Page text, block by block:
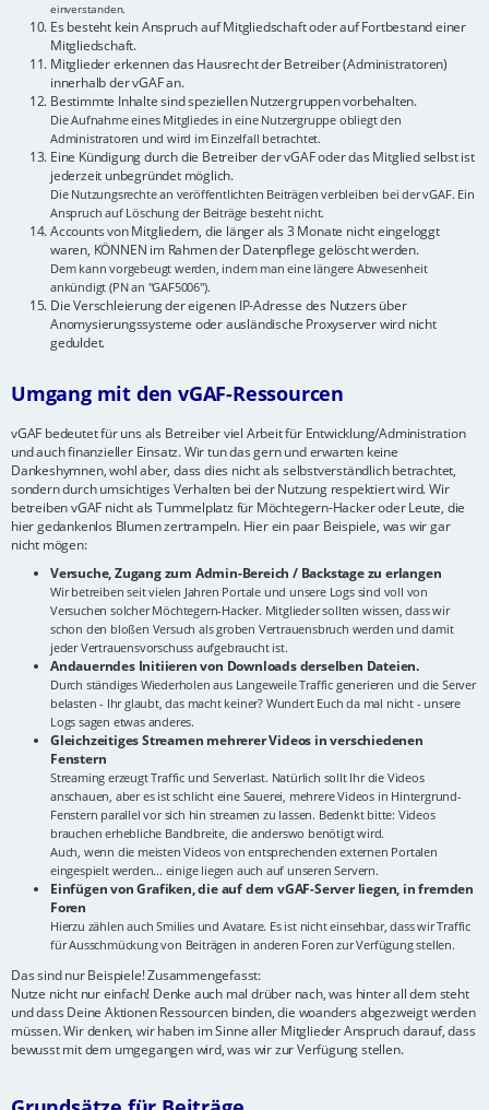
einverstanden.
Es besteht kein Anspruch auf Mitgliedschaft oder auf Fortbestand einer
Mitgliedschaft.
Mitglieder erkennen das Hausrecht der Betreiber (Administratoren)
innerhalb der vGAF an.
Bestimmte Inhalte sind speziellen Nutzergruppen vorbehalten.
Die Aufnahme eines Mitgliedes in eine Nutzergruppe obliegt den
Administratoren und wird im Einzelfall betrachtet.
Eine Kündigung durch die Betreiber der vGAF oder das Mitglied selbst ist
jederzeit unbegründet möglich.
Die Nutzungsrechte an veröffentlichten Beiträgen verbleiben bei der vGAF. Ein
Anspruch auf Löschung der Beiträge besteht nicht.
Accounts von Mitgliedern, die länger als 3 Monate nicht eingeloggt
waren, KÖNNEN im Rahmen der Datenpflege gelöscht werden.
Dem kann vorgebeugt werden, indem man eine längere Abwesenheit
ankündigt (PN an "GAF5006").
Die Verschleierung der eigenen IP-Adresse des Nutzers über
Anomysierungssysteme oder ausländische Proxyserver wird nicht
geduldet.
Umgang mit den vGAF-Ressourcen
vGAF bedeutet für uns als Betreiber viel Arbeit für Entwicklung/Administration
und auch finanzieller Einsatz. Wir tun das gern und erwarten keine
Dankeshymnen, wohl aber, dass dies nicht als selbstverständlich betrachtet,
sondern durch umsichtiges Verhalten bei der Nutzung respektiert wird. Wir
betreiben vGAF nicht als Tummelplatz für Möchtegern-Hacker oder Leute, die
hier gedankenlos Blumen zertrampeln. Hier ein paar Beispiele, was wir gar
nicht mögen:
Versuche, Zugang zum Admin-Bereich / Backstage zu erlangen
Wir betreiben seit vielen Jahren Portale und unsere Logs sind voll von
Versuchen solcher Möchtegern-Hacker. Mitglieder sollten wissen, dass wir
schon den bloßen Versuch als groben Vertrauensbruch werden und damit
jeder Vertrauensvorschuss aufgebraucht ist.
Andauerndes Initiieren von Downloads derselben Dateien.
Durch ständiges Wiederholen aus Langeweile Traffic generieren und die Server
belasten - Ihr glaubt, das macht keiner? Wundert Euch da mal nicht - unsere
Logs sagen etwas anderes.
Gleichzeitiges Streamen mehrerer Videos in verschiedenen
Fenstern
Streaming erzeugt Traffic und Serverlast. Natürlich sollt Ihr die Videos
anschauen, aber es ist schlicht eine Sauerei, mehrere Videos in Hintergrund-
Fenstern parallel vor sich hin streamen zu lassen. Bedenkt bitte: Videos
brauchen erhebliche Bandbreite, die anderswo benötigt wird.
Auch, wenn die meisten Videos von entsprechenden externen Portalen
eingespielt werden... einige liegen auch auf unseren Servern.
Einfügen von Grafiken, die auf dem vGAF-Server liegen, in fremden
Foren
Hierzu zählen auch Smilies und Avatare. Es ist nicht einsehbar, dass wir Traffic
für Ausschmückung von Beiträgen in anderen Foren zur Verfügung stellen.
Das sind nur Beispiele! Zusammengefasst:
Nutze nicht nur einfach! Denke auch mal drüber nach, was hinter all dem steht
und dass Deine Aktionen Ressourcen binden, die woanders abgezweigt werden
müssen. Wir denken, wir haben im Sinne aller Mitglieder Anspruch darauf, dass
bewusst mit dem umgegangen wird, was wir zur Verfügung stellen.